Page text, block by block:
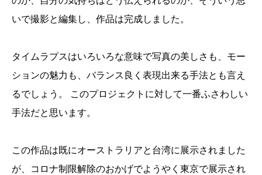
いで撮影と編集し、作品は完成しました。
タイムラプスはいろいろな意味で写真の美しさも、モー
ションの魅力も、バランス良く表現出来る手法とも言え
るでしょう。 このプロジェクトに対して一番ふさわしい
手法だと思います。
この作品は既にオーストラリアと台湾に展示されました
が、コロナ制限解除のおかげでようやく東京で展示され